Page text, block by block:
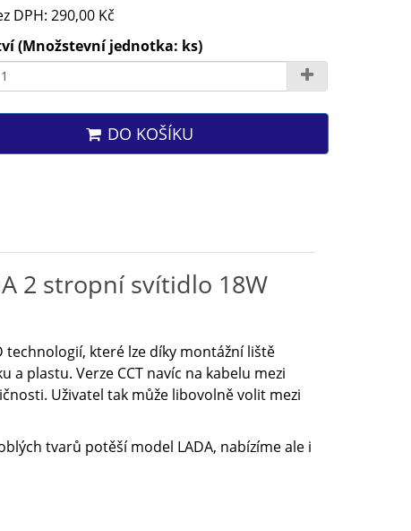
DPH: 290,00 Kč
(Množstevní jednotka: ks)
DO KOŠÍKU
2 stropní svítidlo 18W
technologií, které lze díky montážní liště
plastu. Verze CCT navíc na kabelu mezi
Uživatel tak může libovolně volit mezi
tvarů potěší model LADA, nabízíme ale i